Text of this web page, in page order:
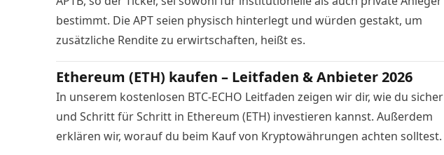
bestimmt. Die APT seien physisch hinterlegt und würden gestakt, um
zusätzliche Rendite zu erwirtschaften, heißt es.
Ethereum (ETH) kaufen – Leitfaden & Anbieter 2026
In unserem kostenlosen BTC-ECHO Leitfaden zeigen wir dir, wie du sicher
und Schritt für Schritt in Ethereum (ETH) investieren kannst. Außerdem
erklären wir, worauf du beim Kauf von Kryptowährungen achten solltest.